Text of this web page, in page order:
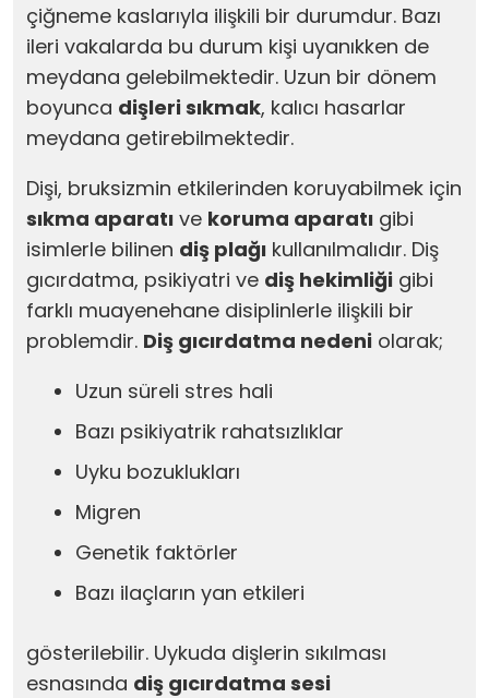
çiğneme kaslarıyla ilişkili bir durumdur. Bazı
ileri vakalarda bu durum kişi uyanıkken de
meydana gelebilmektedir. Uzun bir dönem
boyunca dişleri sıkmak, kalıcı hasarlar
meydana getirebilmektedir.
Dişi, bruksizmin etkilerinden koruyabilmek için
sıkma aparatı ve koruma aparatı gibi
isimlerle bilinen diş plağı kullanılmalıdır. Diş
gıcırdatma, psikiyatri ve diş hekimliği gibi
farklı muayenehane disiplinlerle ilişkili bir
problemdir. Diş gıcırdatma nedeni olarak;
Uzun süreli stres hali
Bazı psikiyatrik rahatsızlıklar
Uyku bozuklukları
Migren
Genetik faktörler
Bazı ilaçların yan etkileri
gösterilebilir. Uykuda dişlerin sıkılması
esnasında diş gıcırdatma sesi